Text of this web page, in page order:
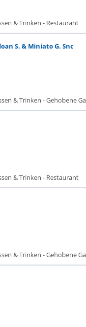
& Trinken - Restaurant
S. & Miniato G. Snc
& Trinken - Gehobene
& Trinken - Restaurant
& Trinken - Gehobene